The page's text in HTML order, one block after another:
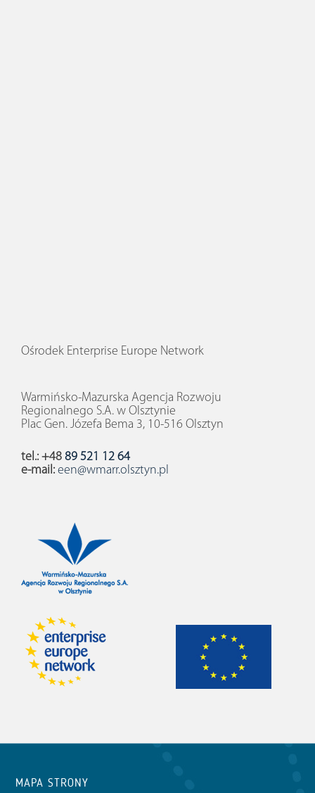
Ośrodek Enterprise Europe Network
Warmińsko-Mazurska Agencja Rozwoju
Regionalnego S.A. w Olsztynie
Plac Gen. Józefa Bema 3, 10-516 Olsztyn
tel.: +48 89 521 12 64
e-mail: een@wmarr.olsztyn.pl
MAPA STRONY